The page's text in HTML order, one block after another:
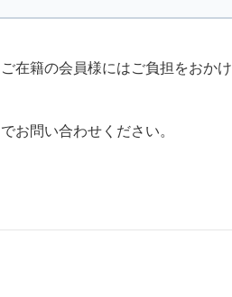
在籍の会員様にはご負担をおかけ
お問い合わせください。